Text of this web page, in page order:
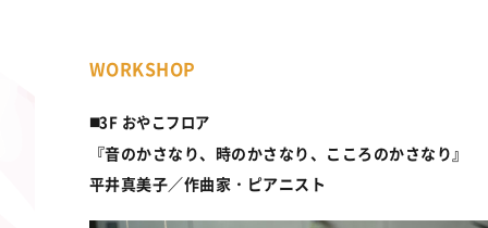
WORKSHOP
◼️3F おやこフロア
『音のかさなり、時のかさなり、こころのかさなり』
平井真美子／作曲家・ピアニスト